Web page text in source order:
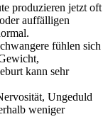
produzieren jetzt oft
auffälligen
fühlen sich
kann sehr
Ungeduld
weniger